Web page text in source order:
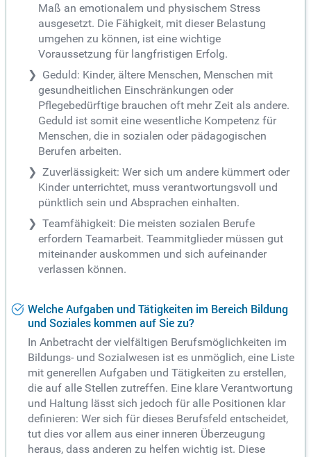
Maß an emotionalem und physischem Stress
ausgesetzt. Die Fähigkeit, mit dieser Belastung
umgehen zu können, ist eine wichtige
Voraussetzung für langfristigen Erfolg.
Geduld: Kinder, ältere Menschen, Menschen mit
gesundheitlichen Einschränkungen oder
Pflegebedürftige brauchen oft mehr Zeit als andere.
Geduld ist somit eine wesentliche Kompetenz für
Menschen, die in sozialen oder pädagogischen
Berufen arbeiten.
Zuverlässigkeit: Wer sich um andere kümmert oder
Kinder unterrichtet, muss verantwortungsvoll und
pünktlich sein und Absprachen einhalten.
Teamfähigkeit: Die meisten sozialen Berufe
erfordern Teamarbeit. Teammitglieder müssen gut
miteinander auskommen und sich aufeinander
verlassen können.
Welche Aufgaben und Tätigkeiten im Bereich Bildung
und Soziales kommen auf Sie zu?
In Anbetracht der vielfältigen Berufsmöglichkeiten im
Bildungs- und Sozialwesen ist es unmöglich, eine Liste
mit generellen Aufgaben und Tätigkeiten zu erstellen,
die auf alle Stellen zutreffen. Eine klare Verantwortung
und Haltung lässt sich jedoch für alle Positionen klar
definieren: Wer sich für dieses Berufsfeld entscheidet,
tut dies vor allem aus einer inneren Überzeugung
heraus, dass anderen zu helfen wichtig ist. Diese